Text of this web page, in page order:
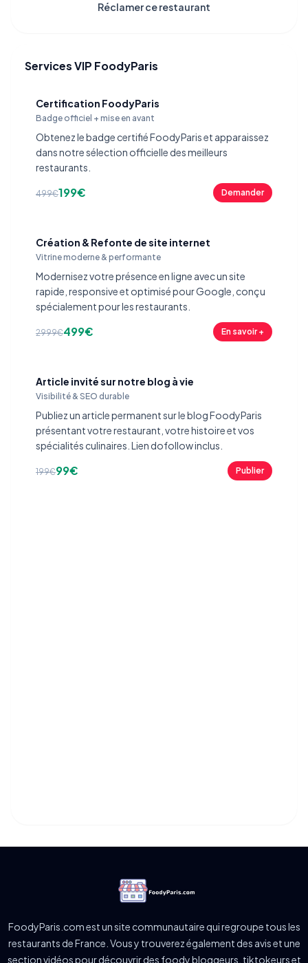
Réclamer ce restaurant
Services VIP FoodyParis
Certification FoodyParis
Badge officiel + mise en avant
Obtenez le badge certifié FoodyParis et apparaissez
dans notre sélection officielle des meilleurs
restaurants.
499€199€ Demander
Création & Refonte de site internet
Vitrine moderne & performante
Modernisez votre présence en ligne avec un site
rapide, responsive et optimisé pour Google, conçu
spécialement pour les restaurants.
2999€499€ En savoir +
Article invité sur notre blog à vie
Visibilité & SEO durable
Publiez un article permanent sur le blog FoodyParis
présentant votre restaurant, votre histoire et vos
spécialités culinaires. Lien dofollow inclus.
199€99€ Publier
FoodyParis.com est un site communautaire qui regroupe tous les
restaurants de France. Vous y trouverez également des avis et une
section vidéos pour découvrir des foody bloggeurs, tiktokeurs et